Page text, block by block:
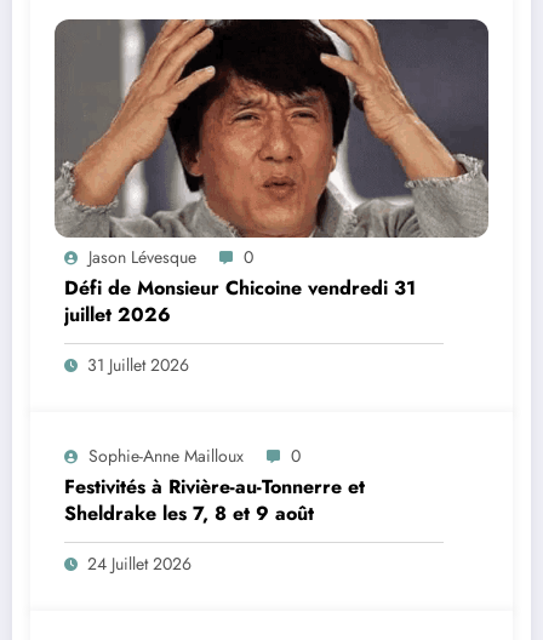
Jason Lévesque 0
Défi de Monsieur Chicoine vendredi 31
juillet 2026
31 Juillet 2026
Sophie-Anne Mailloux 0
Festivités à Rivière-au-Tonnerre et
Sheldrake les 7, 8 et 9 août
24 Juillet 2026